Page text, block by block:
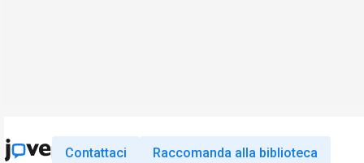
Contattaci Raccomanda alla biblioteca